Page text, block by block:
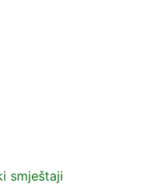
smještaji